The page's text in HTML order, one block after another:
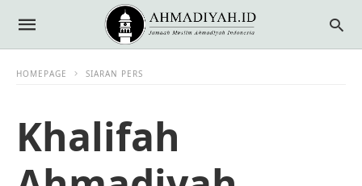
HOMEPAGE SIARAN PERS
Khalifah